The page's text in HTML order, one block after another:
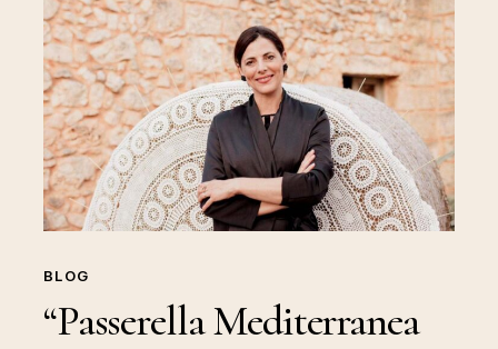
2025”:
il
racconto
della
Puglia
più
autentica.
BLOG
“Passerella Mediterranea